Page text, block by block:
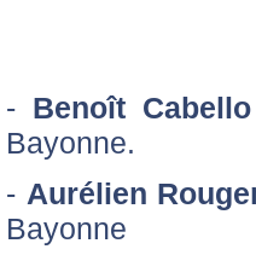
- Benoît Cabello
Bayonne.
- Aurélien
Bayonne